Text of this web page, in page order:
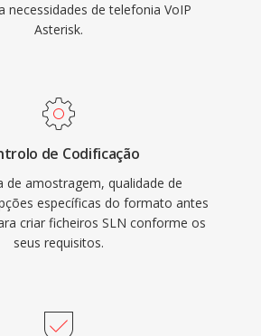
necessidades de telefonia VoIP
Asterisk.
de Codificação
de amostragem, qualidade de
específicas do formato antes
criar ficheiros SLN conforme os
seus requisitos.